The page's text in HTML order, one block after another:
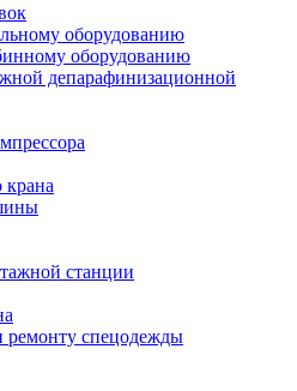
оборудованию
оборудованию
депарафинизационной
станции
ремонту спецодежды